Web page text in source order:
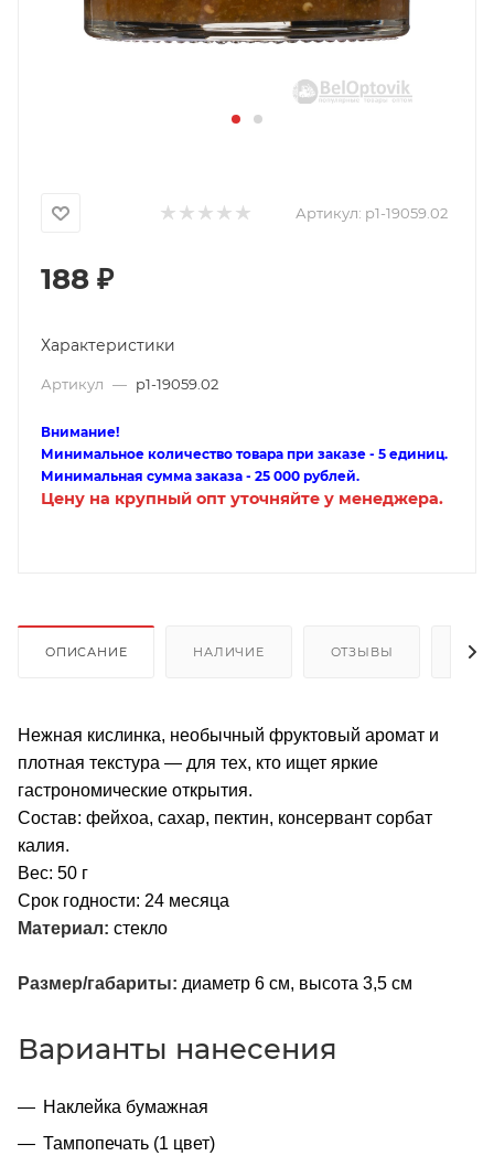
Артикул: p1-19059.02
188 ₽
Характеристики
Артикул — p1-19059.02
Внимание!
Минимальное количество товара при заказе - 5 единиц.
Минимальная сумма заказа - 25 000 рублей.
Цену на крупный опт уточняйте у менеджера.
ОПИСАНИЕ НАЛИЧИЕ ОТЗЫВЫ
Нежная кислинка, необычный фруктовый аромат и
плотная текстура — для тех, кто ищет яркие
гастрономические открытия.
Состав: фейхоа, сахар, пектин, консервант сорбат
калия.
Вес: 50 г
Срок годности: 24 месяца
Материал: стекло
Размер/габариты: диаметр 6 см, высота 3,5 см
Варианты нанесения
Наклейка бумажная
Тампопечать (1 цвет)